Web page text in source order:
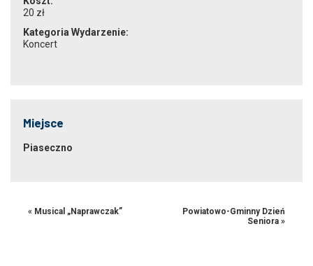
20 zł
Kategoria Wydarzenie:
Koncert
Miejsce
Piaseczno
« Musical „Naprawczak”
Powiatowo-Gminny Dzień
Seniora »